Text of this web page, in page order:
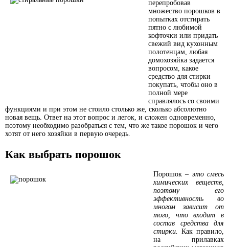
перепробовав
множество порошков в
попытках отстирать
пятно с любимой
кофточки или придать
свежий вид кухонным
полотенцам, любая
домохозяйка задается
вопросом, какое
средство для стирки
покупать, чтобы оно в
полной мере
справлялось со своими
функциями и при этом не стоило столько же, сколько абсолютно
новая вещь. Ответ на этот вопрос и легок, и сложен одновременно,
поэтому необходимо разобраться с тем, что же такое порошок и чего
хотят от него хозяйки в первую очередь.
Как выбрать порошок
Порошок – это смесь
химических веществ,
поэтому его
эффективность во
многом зависит от
того, что входит в
состав средства для
стирки.
Как правило,
на прилавках